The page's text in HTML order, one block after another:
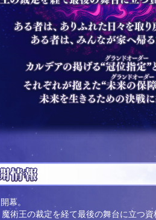
幕。
術王の裁定を経て最後の舞台に立つ